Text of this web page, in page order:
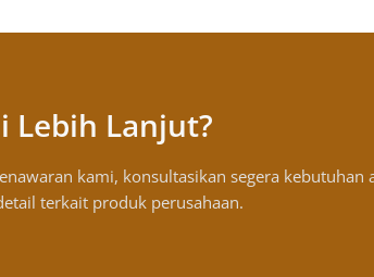
Lebih Lanjut?
kami, konsultasikan segera
terkait produk perusahaan.